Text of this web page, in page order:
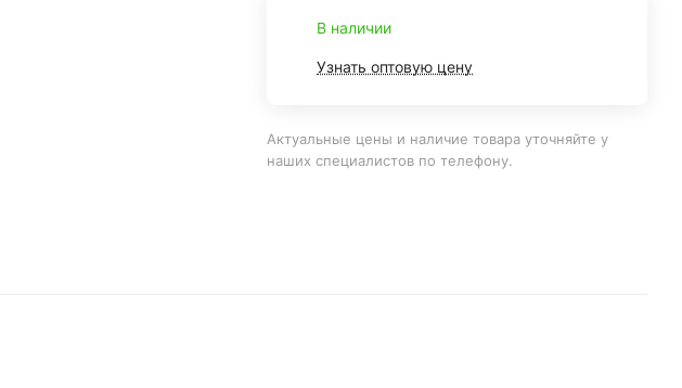
В наличии
Узнать оптовую цену
Актуальные цены и наличие товара уточняйте у
наших специалистов по телефону.